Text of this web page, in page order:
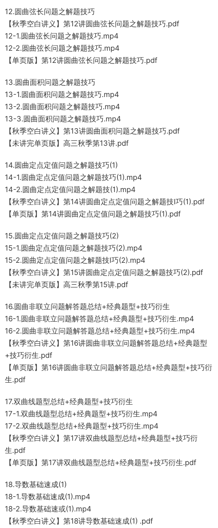
12.圆曲弦长问题之解题技巧
【秋季空白讲义】第12讲圆曲弦长问题之解题技巧.pdf
12-1.圆曲弦长问题之解题技巧.mp4
12-2.圆曲弦长问题之解题技巧.mp4
【单页版】第12讲圆曲弦长问题之解题技巧.pdf
13.圆曲面积问题之解题技巧
13-1.圆曲面积问题之解题技巧.mp4
13-2.圆曲面积问题之解题技巧.mp4
13-3.圆曲面积问题之解题技巧.mp4
【秋季空白讲义】第13讲圆曲面积问题之解题技巧.pdf
【未讲完单页版】高三秋季第13讲.pdf
14.圆曲定点定值问题之解题技巧(1)
14-1.圆曲定点定值问题之解题技巧(1).mp4
14-2.圆曲定点定值问题之解题技(1).mp4
【秋季空白讲义】第14讲圆曲定点定值问题之解题技I巧(1).pdf
【单页版】第14讲圆曲定点定值问题之解题技巧(1).pdf
15.圆曲定点定值问题之解题技巧(2)
15-1.圆曲定点定值问题之解题技巧(2).mp4
15-2.圆曲定点定值问题之解题技I巧(2).mp4
【秋季空白讲义】第15讲圆曲定点定值问题之解题技巧(2).pdf
【未讲完单页版】高三秋季第15讲.pdf
16.圆曲非联立问题解答题总结+经典题型+技巧衍生
16-1.圆曲非联立问题解答题总结+经典题型+技巧衍生.mp4
16-2.圆曲非联立问题解答题总结+经典题型+技巧衍生.mp4
【秋季空白讲义】第16讲圆曲非联立问题解答题总结+经典题型
+技巧衍生.pdf
【单页版】第16讲圆曲非联立问题解答题总结+经典题型+技巧衍
生.pdf
17.双曲线题型总结+经典题型+技巧衍生
17-1.双曲线题型总结+经典题型+技巧衍生.mp4
17-2.双曲线题型总结+经典题型+技巧衍生.mp4
【秋季空白讲义】第17讲双曲线题型总结+经典题型+技巧衍
生.pdf
【单页版】第17讲双曲线题型总结+经典题型+技巧衍生.pdf
18.导数基础速成(1)
18-1.导数基础速成(1).mp4
18-2.导数基础速或(1).mp4
【秋季空白讲义】第18讲导数基础速成(1) .pdf